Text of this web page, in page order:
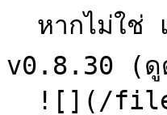
v0.8.30 (ดู